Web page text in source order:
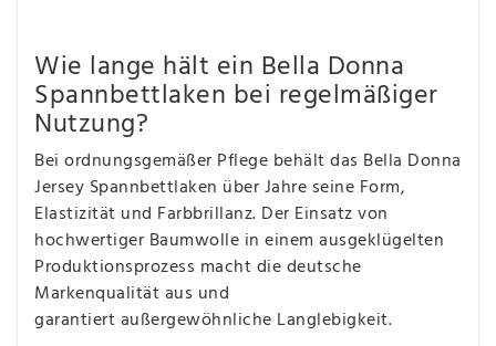
Wie lange hält ein Bella Donna
Spannbettlaken bei regelmäßiger
Nutzung?
Bei ordnungsgemäßer Pflege behält das Bella Donna
Jersey Spannbettlaken über Jahre seine Form,
Elastizität und Farbbrillanz. Der Einsatz von
hochwertiger Baumwolle in einem ausgeklügelten
Produktionsprozess macht die deutsche
Markenqualität aus und
garantiert außergewöhnliche Langlebigkeit.